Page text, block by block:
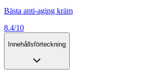
Bästa anti-aging kräm
8.4/10
Innehållsförteckning